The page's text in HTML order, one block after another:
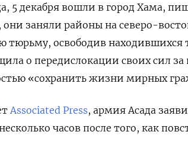
5 декабря вошли в город Хама,
они заняли районы на северо-
тюрьму, освободив
о передислокации своих сил
«сохранить жизни мирных
Associated Press, армия Асада
несколько часов после того, как